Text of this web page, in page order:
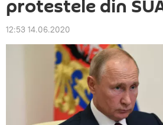
protestele din
12:53 14.06.2020